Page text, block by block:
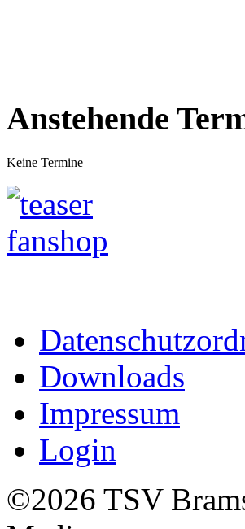
Anstehende
Keine Termine
Downloads
Impressum
Login
©2026 TSV